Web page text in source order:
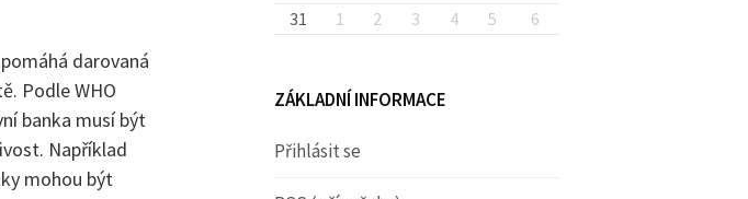
í
darovaná
Podle WHO
banka musí být
Například
mohou být
31
1 2 3 4 5 6
ZÁKLADNÍ INFORMACE
Přihlásit se